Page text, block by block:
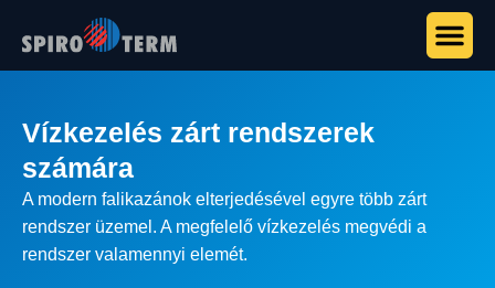
Vízkezelés zárt rendszerek
számára
A modern falikazánok elterjedésével egyre több zárt
rendszer üzemel. A megfelelő vízkezelés megvédi a
rendszer valamennyi elemét.